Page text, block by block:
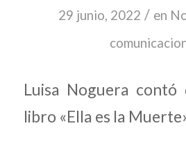
29 junio, 2022 / en
Luisa Noguera contó
libro «Ella es la